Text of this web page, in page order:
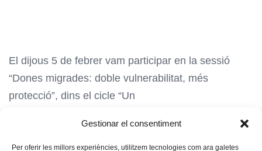
Gestionar el consentiment
Per oferir les millors experiències, utilitzem tecnologies com ara galetes
El dijous 5 de febrer vam participar en la sessió
“Dones migrades: doble vulnerabilitat, més
protecció”, dins el cicle “Un